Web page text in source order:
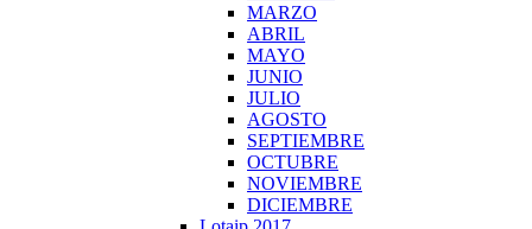
MARZO
ABRIL
MAYO
JUNIO
JULIO
AGOSTO
SEPTIEMBRE
OCTUBRE
NOVIEMBRE
DICIEMBRE